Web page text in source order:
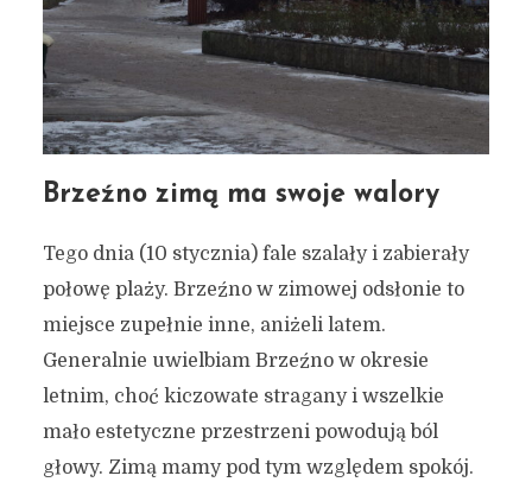
Brzeźno zimą ma swoje walory
Tego dnia (10 stycznia) fale szalały i zabierały
połowę plaży. Brzeźno w zimowej odsłonie to
miejsce zupełnie inne, aniżeli latem.
Generalnie uwielbiam Brzeźno w okresie
letnim, choć kiczowate stragany i wszelkie
mało estetyczne przestrzeni powodują ból
głowy. Zimą mamy pod tym względem spokój.